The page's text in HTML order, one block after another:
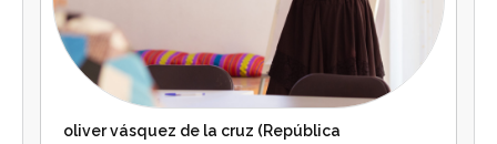
oliver vásquez de la cruz (República